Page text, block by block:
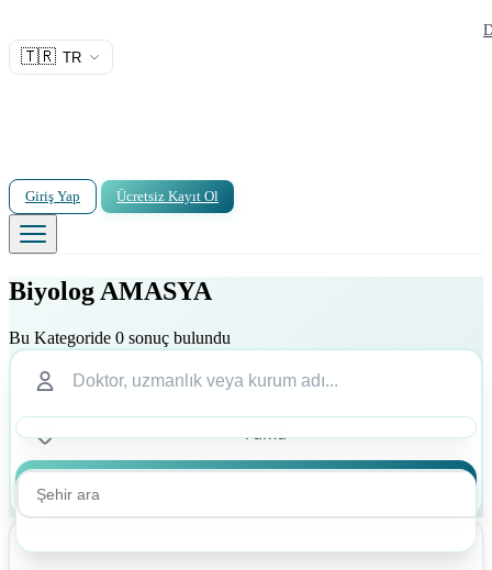
🇹🇷 TR
Giriş Yap Ücretsiz Kayıt Ol
Biyolog AMASYA
Bu Kategoride 0 sonuç bulundu